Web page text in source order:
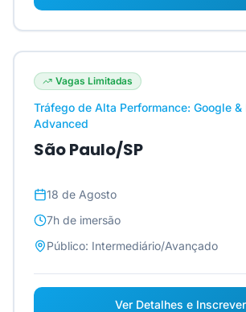
Vagas Limitadas
Tráfego de Alta Performance: Google
Advanced
São Paulo/SP
18 de Agosto
7h de imersão
Público: Intermediário/Avançado
Ver Detalhes e Inscrever